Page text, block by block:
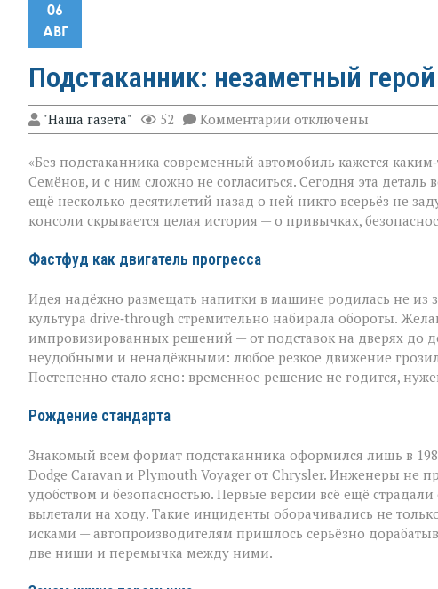
06
АВГ
Подстаканник: незаметный
"Наша газета" 52 Комментарии к
записи
незаметный
герой
автомобильного
салона
отключены
«Без подстаканника современный автомобиль кажется
Семёнов, и с ним сложно не согласиться. Сегодня эта
ещё несколько десятилетий назад о ней никто всерьёз не
консоли скрывается целая история — о привычках,
Фастфуд как двигатель прогресса
Идея надёжно размещать напитки в машине родилась не из
культура drive‑through стремительно набирала обороты.
импровизированных решений — от подставок на дверях до
неудобными и ненадёжными: любое резкое движение
Постепенно стало ясно: временное решение не годится,
Рождение стандарта
Знакомый всем формат подстаканника оформился лишь в
Dodge Caravan и Plymouth Voyager от Chrysler. Инженеры не
удобством и безопасностью. Первые версии всё ещё
вылетали на ходу. Такие инциденты оборачивались не
исками — автопроизводителям пришлось серьёзно
две ниши и перемычка между ними.